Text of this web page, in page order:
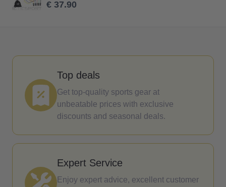
€ 37.90
Top deals
Get top-quality sports gear at
unbeatable prices with exclusive
discounts and seasonal deals.
Expert Service
Enjoy expert advice, excellent customer